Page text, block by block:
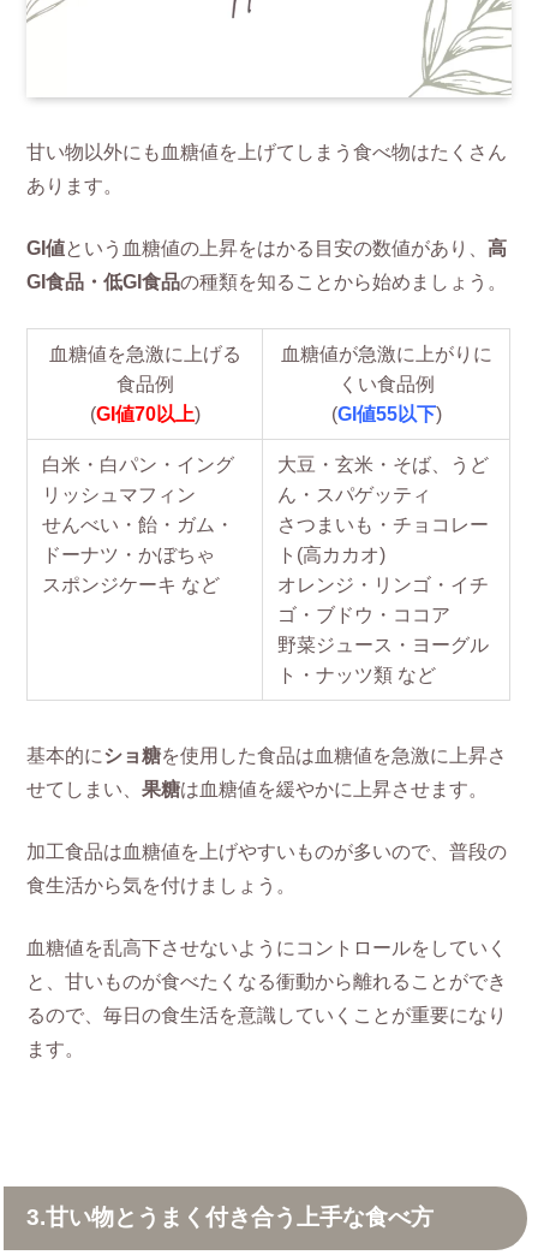
甘い物以外にも血糖値を上げてしまう食べ物はたくさん
あります。
GI値という血糖値の上昇をはかる目安の数値があり、高
GI食品・低GI食品の種類を知ることから始めましょう。
血糖値を急激に上げる
食品例
(GI値70以上)
血糖値が急激に上がりに
くい食品例
(GI値55以下)
白米・白パン・イング
リッシュマフィン
せんべい・飴・ガム・
ドーナツ・かぼちゃ
スポンジケーキ など
大豆・玄米・そば、うど
ん・スパゲッティ
さつまいも・チョコレー
ト(高カカオ)
オレンジ・リンゴ・イチ
ゴ・ブドウ・ココア
野菜ジュース・ヨーグル
ト・ナッツ類 など
基本的に ショ糖を使用した食品は血糖値を急激に上昇さ
せてしまい、果糖は血糖値を緩やかに上昇させます。
加工食品は血糖値を上げやすいものが多いので、普段の
食生活から気を付けましょう。
血糖値を乱高下させないようにコントロールをしていく
と、甘いものが食べたくなる衝動から離れることができ
るので、毎日の食生活を意識していくことが重要になり
ます。
3.甘い物とうまく付き合う上手な食べ方